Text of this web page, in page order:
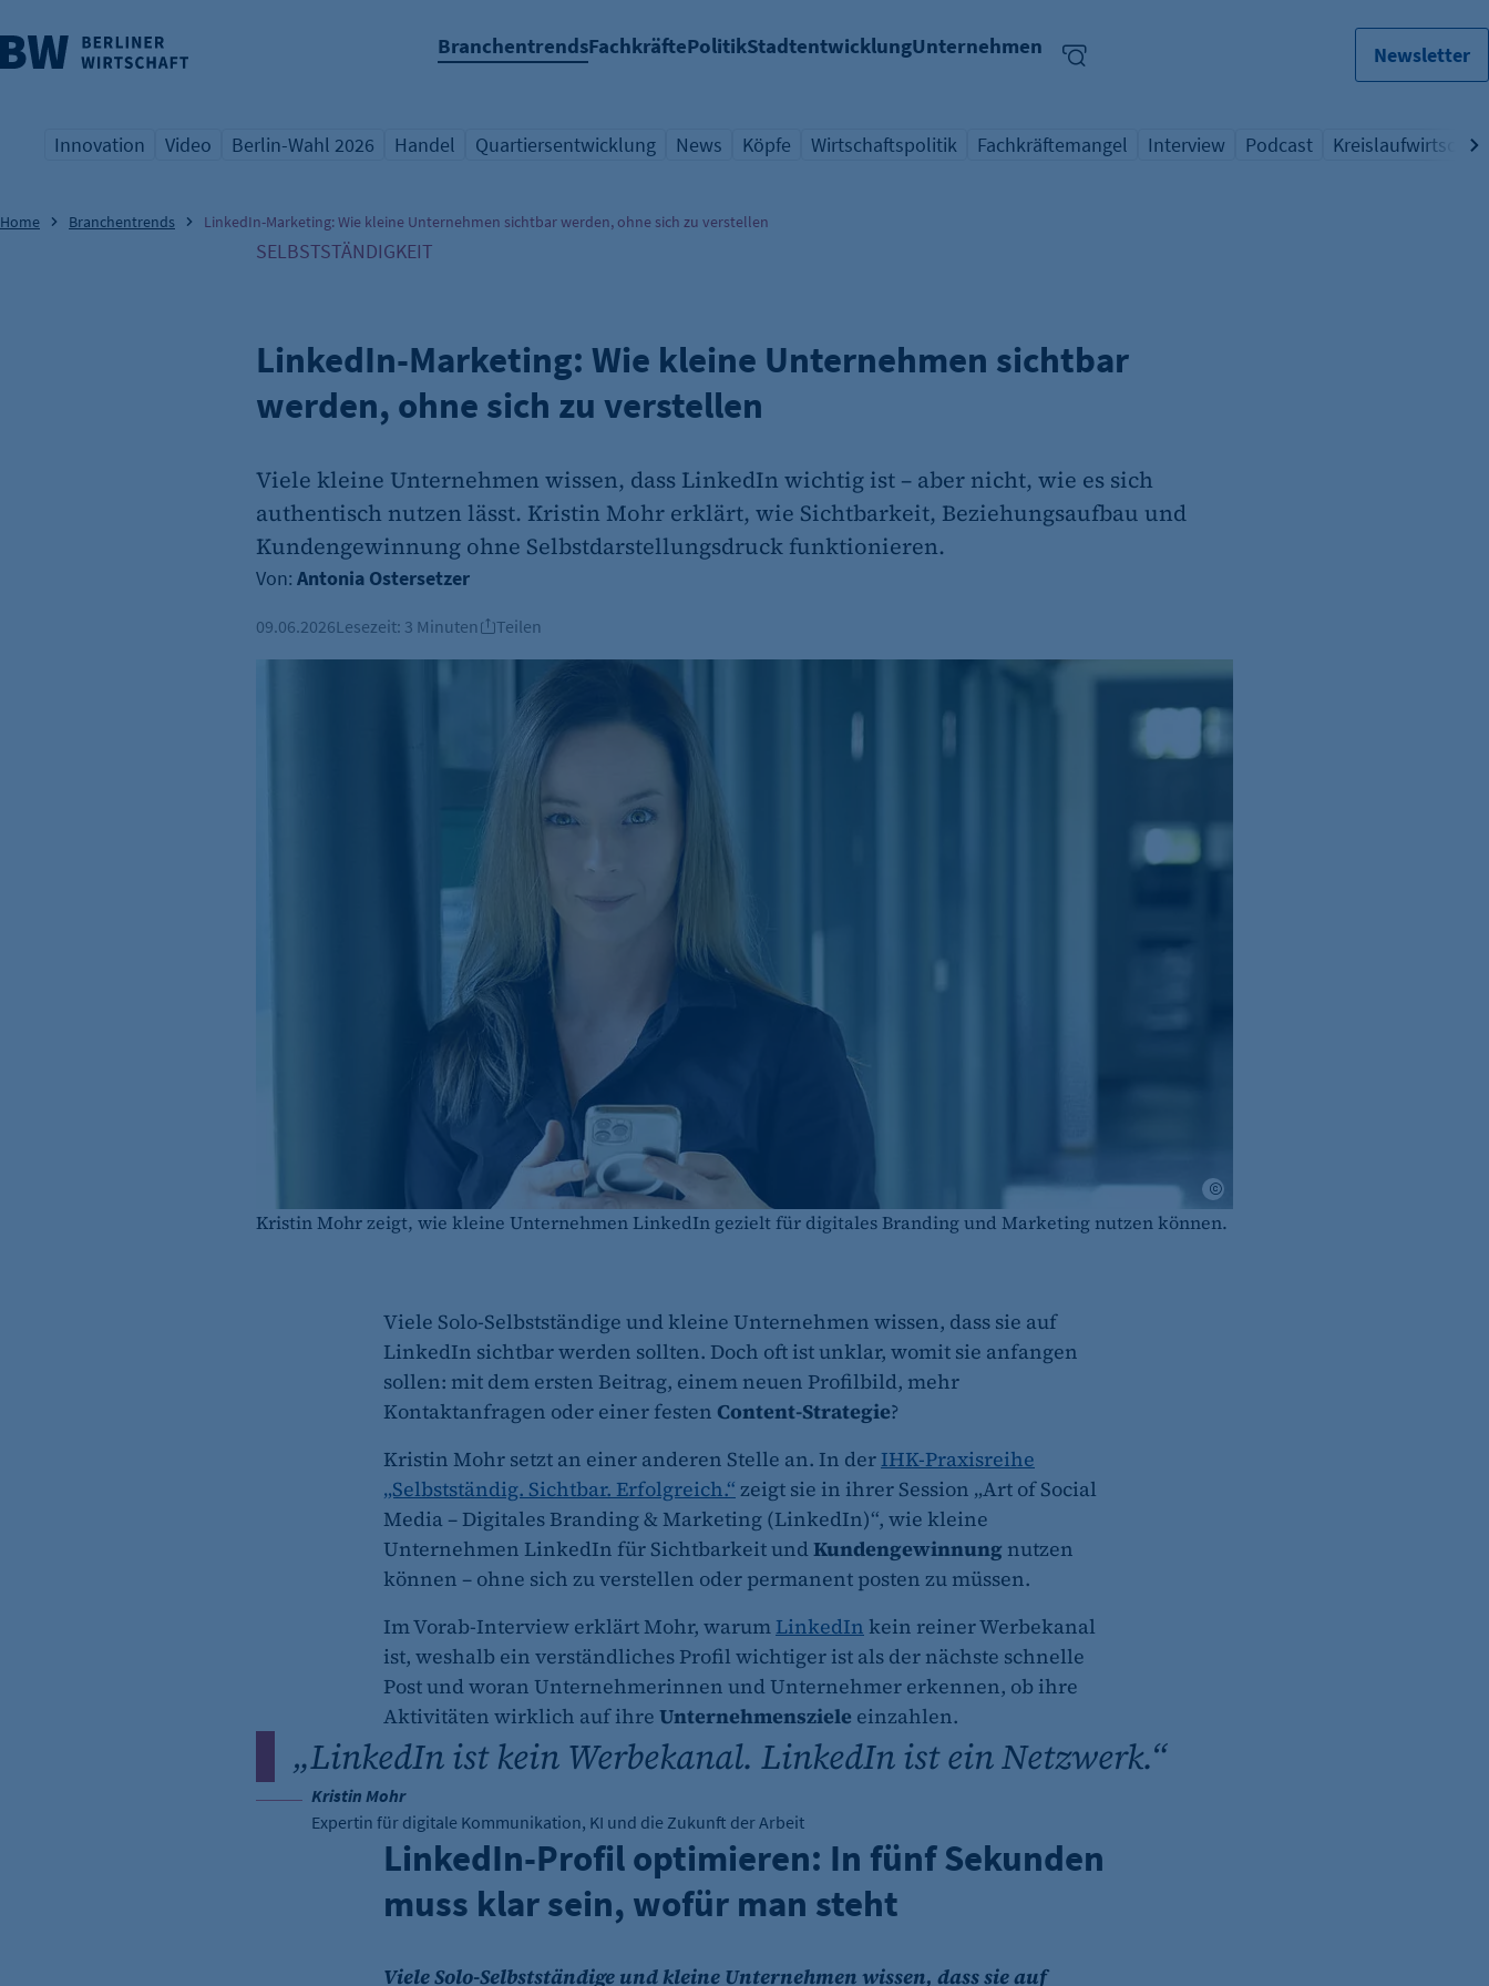
BranchentrendsFachkräftePolitikStadtentwicklungUnternehmen Newsletter
überspringen
Übersicht Schlagwort
Innovation
Übersicht Schlagwort
Video
Übersicht Schlagwort
Berlin-Wahl 2026
Übersicht Schlagwort
Handel
Übersicht Schlagwort
Quartiersentwicklung
Übersicht Schlagwort
News
Übersicht Schlagwort
Köpfe
Übersicht Schlagwort
Wirtschaftspolitik
Übersicht Schlagwort
Fachkräftemangel
Übersicht Schlagwort
Interview
Übersicht Schlagwort
Podcast
Übersicht
Kreislaufwirtschaft
Home Branchentrends LinkedIn-Marketing: Wie kleine Unternehmen sichtbar werden, ohne sich zu verstellen
SELBSTSTÄNDIGKEIT
LinkedIn-Marketing: Wie kleine Unternehmen sichtbar
werden, ohne sich zu verstellen
Viele kleine Unternehmen wissen, dass LinkedIn wichtig ist – aber nicht, wie es sich
authentisch nutzen lässt. Kristin Mohr erklärt, wie Sichtbarkeit, Beziehungsaufbau und
Kundengewinnung ohne Selbstdarstellungsdruck funktionieren.
Von: Antonia Ostersetzer
09.06.2026Lesezeit: 3 Minuten Teilen
Kristin Mohr zeigt, wie kleine Unternehmen LinkedIn gezielt für digitales Branding und Marketing nutzen können.
Viele Solo-Selbstständige und kleine Unternehmen wissen, dass sie auf
LinkedIn sichtbar werden sollten. Doch oft ist unklar, womit sie anfangen
sollen: mit dem ersten Beitrag, einem neuen Profilbild, mehr
Kontaktanfragen oder einer festen Content-Strategie?
Kristin Mohr setzt an einer anderen Stelle an. In der IHK-Praxisreihe
„Selbstständig. Sichtbar. Erfolgreich.“ zeigt sie in ihrer Session „Art of Social
Media – Digitales Branding & Marketing (LinkedIn)“, wie kleine
Unternehmen LinkedIn für Sichtbarkeit undKundengewinnung nutzen
können – ohne sich zu verstellen oder permanent posten zu müssen.
Im Vorab-Interview erklärt Mohr, warum LinkedIn kein reiner Werbekanal
ist, weshalb ein verständliches Profil wichtiger ist als der nächste schnelle
Post und woran Unternehmerinnen und Unternehmer erkennen, ob ihre
Aktivitäten wirklich auf ihre Unternehmensziele einzahlen.
„LinkedIn ist kein Werbekanal. LinkedIn ist ein Netzwerk.“
Kristin Mohr
Expertin für digitale Kommunikation, KI und die Zukunft der Arbeit
LinkedIn-Profil optimieren: In fünf Sekunden
muss klar sein, wofür man steht
Viele Solo-Selbstständige und kleine Unternehmen wissen, dass sie auf